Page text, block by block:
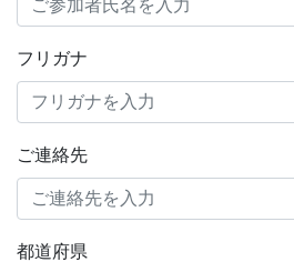
フリガナ
ご連絡先
都道府県